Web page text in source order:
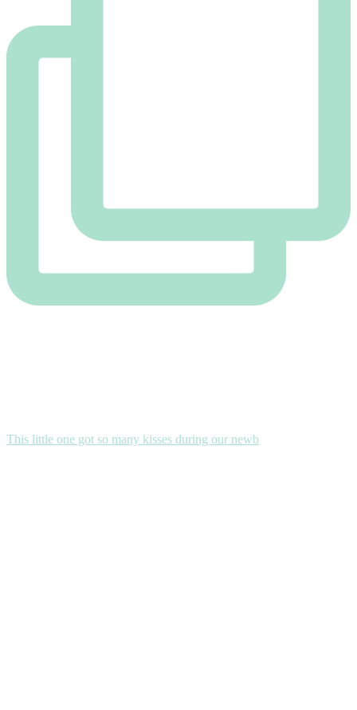
This little one got so many kisses during our newb